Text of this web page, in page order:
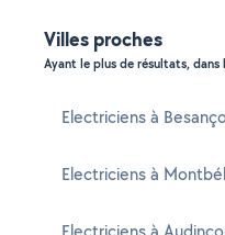
Villes proches
Ayant le plus de résultats,
Electriciens à
Electriciens à